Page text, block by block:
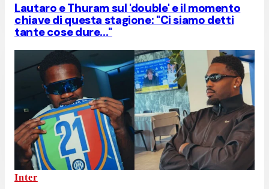
Lautaro e Thuram sul 'double' e il momento
chiave di questa stagione: "Ci siamo detti
tante cose dure..."
Inter